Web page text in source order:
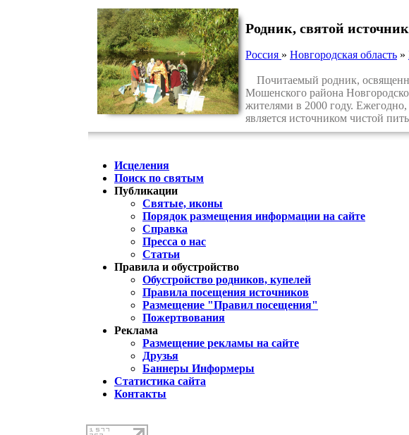
Родник, святой
Россия » Новгородская область »
Почитаемый родник,
Мошенского района
жителями в 2000 году.
является источником чистой
Исцеления
Поиск по святым
Публикации
Святые, иконы
Порядок размещения информации на сайте
Справка
Пресса о нас
Статьи
Правила и обустройство
Обустройство родников, купелей
Правила посещения источников
Размещение "Правил посещения"
Пожертвования
Реклама
Размещение рекламы на сайте
Друзья
Баннеры Информеры
Статистика сайта
Контакты